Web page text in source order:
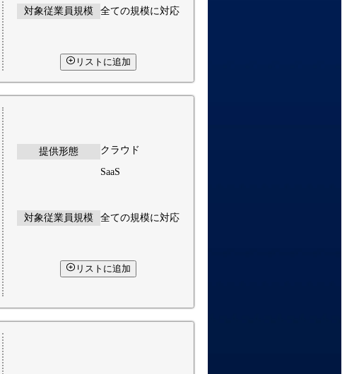
対象従業員規模 全ての規模に対応
リストに追加
提供形態 クラウド
SaaS
対象従業員規模 全ての規模に対応
リストに追加